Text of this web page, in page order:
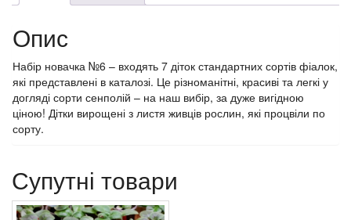
Опис
Набір новачка №6 – входять 7 діток стандартних сортів фіалок,
які представлені в каталозі. Це різноманітні, красиві та легкі у
догляді сорти сенполій – на наш вибір, за дуже вигідною
ціною! Дітки вирощені з листя живців рослин, які процвіли по
сорту.
Супутні товари